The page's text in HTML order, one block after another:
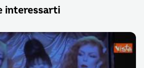
interessarti